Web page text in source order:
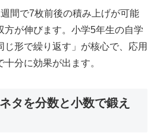
間で7枚前後の積み上げが可能
方が伸びます。小学5年生の自学
じ形で繰り返す」が核心で、応用
分に効果が出ます。
タを分数と小数で鍛え